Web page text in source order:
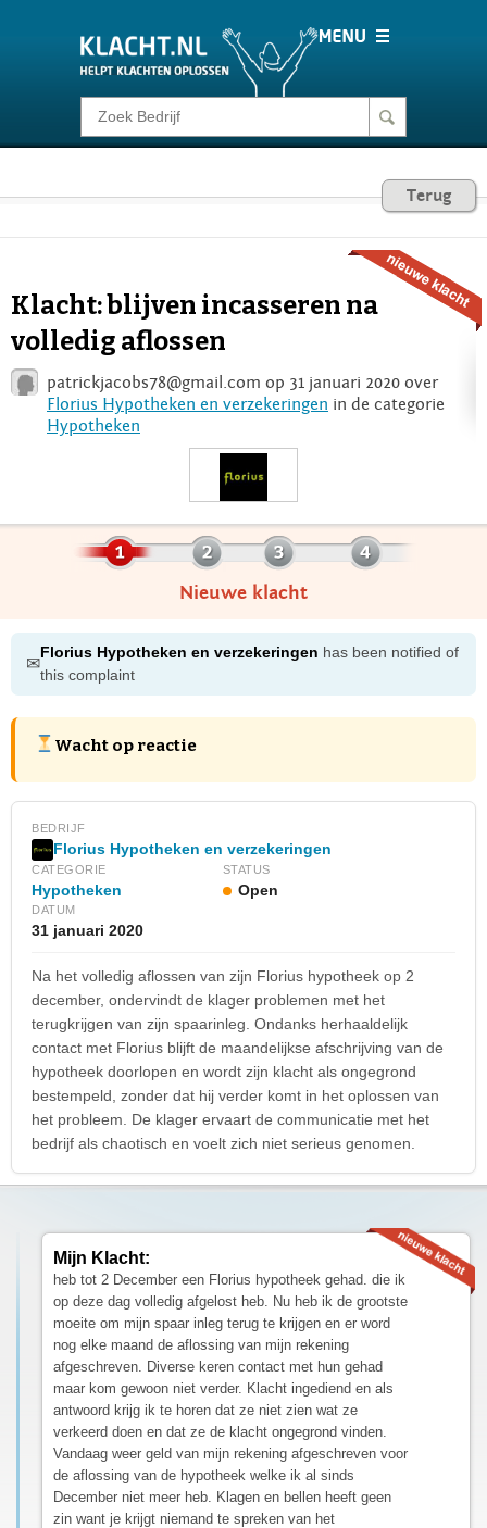
Klacht melden
Consumentenrecht
Voor Bedrijven
Login
Terug
Klacht: blijven incasseren na
volledig aflossen
patrickjacobs78@gmail.com op 31 januari 2020 over
Florius Hypotheken en verzekeringen in de categorie
Hypotheken
Nieuwe klacht
✉
Florius Hypotheken en verzekeringen has been notified of
this complaint
Wacht op reactie
BEDRIJF
Florius Hypotheken en verzekeringen
CATEGORIE
Hypotheken
STATUS
Open
DATUM
31 januari 2020
Na het volledig aflossen van zijn Florius hypotheek op 2
december, ondervindt de klager problemen met het
terugkrijgen van zijn spaarinleg. Ondanks herhaaldelijk
contact met Florius blijft de maandelijkse afschrijving van de
hypotheek doorlopen en wordt zijn klacht als ongegrond
bestempeld, zonder dat hij verder komt in het oplossen van
het probleem. De klager ervaart de communicatie met het
bedrijf als chaotisch en voelt zich niet serieus genomen.
Mijn Klacht:
heb tot 2 December een Florius hypotheek gehad. die ik
op deze dag volledig afgelost heb. Nu heb ik de grootste
moeite om mijn spaar inleg terug te krijgen en er word
nog elke maand de aflossing van mijn rekening
afgeschreven. Diverse keren contact met hun gehad
maar kom gewoon niet verder. Klacht ingediend en als
antwoord krijg ik te horen dat ze niet zien wat ze
verkeerd doen en dat ze de klacht ongegrond vinden.
Vandaag weer geld van mijn rekening afgeschreven voor
de aflossing van de hypotheek welke ik al sinds
December niet meer heb. Klagen en bellen heeft geen
zin want je krijgt niemand te spreken van het